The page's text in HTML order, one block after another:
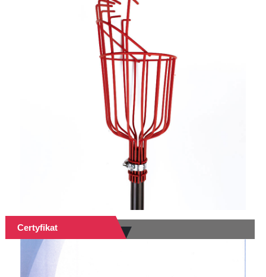
Certyfikat